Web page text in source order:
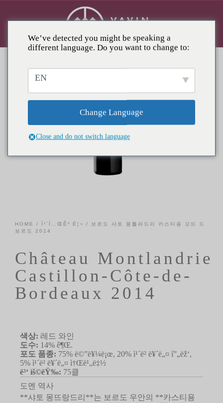
HOME / Ì¹´Í…ŒÊ³ Ë¦¬ / 보르도
샤토 몽틀라드리 카스티용 꼬뜨 드
보르도 2014
Château Montlandrie
Castillon-Côte-de-
Bordeaux 2014
색상: 레드 와인
도수: 14% ê¶Œ.
포도 품종: 75% ë©”ë¥¼ë¡œ, 20% ì¹´ë² ë¥´ë„¤ í”„ëž‘,
5% ì¹´ë² ë¥´ë„¤ ì†Œë¹„ë‡½
ë³‘ ìš©ëŸ‰: 75클
도멘 역사
**샤토 몽뜨랑드리**는 보르도 우안의 **카스티용
We’ve detected you might be speaking a
different language. Do you want to change to:
EN
Change Language
Close and do not switch language